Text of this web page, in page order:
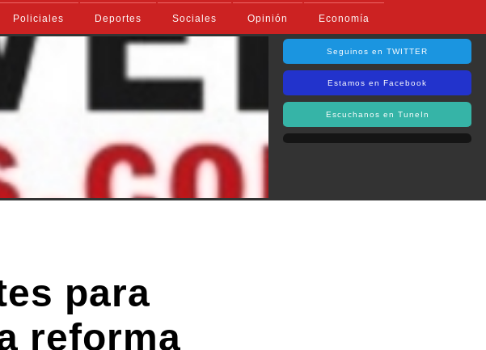
Policiales Deportes Sociales Opinión Economía
Seguinos en TWITTER
Estamos en Facebook
Escuchanos en TuneIn
para
reforma